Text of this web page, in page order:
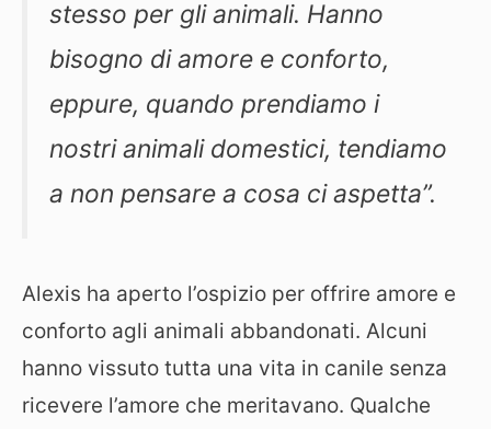
stesso per gli animali. Hanno
bisogno di amore e conforto,
eppure, quando prendiamo i
nostri animali domestici, tendiamo
a non pensare a cosa ci aspetta”.
Alexis ha aperto l’ospizio per offrire amore e
conforto agli animali abbandonati. Alcuni
hanno vissuto tutta una vita in canile senza
ricevere l’amore che meritavano. Qualche